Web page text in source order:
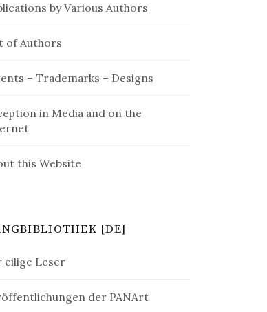
by Various Authors
of Authors
– Trademarks – Designs
in Media and on the
this Website
[DE]
eilige Leser
der PANArt